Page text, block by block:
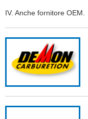
IV. Anche fornitore OEM.